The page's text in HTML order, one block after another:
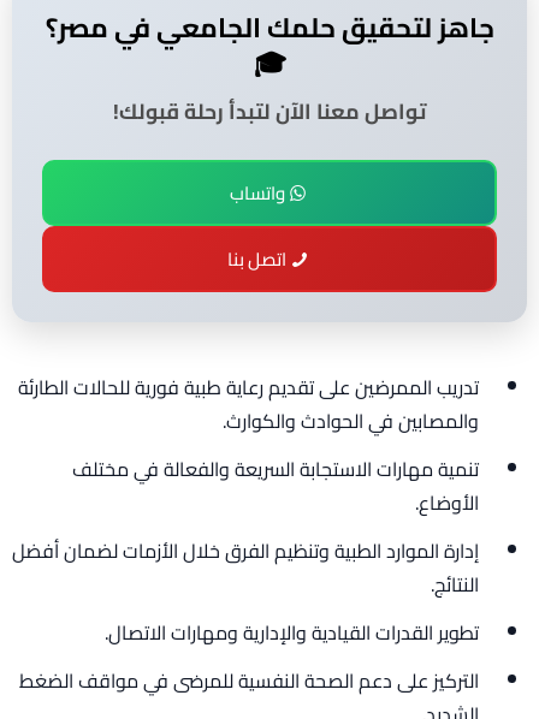
جاهز لتحقيق حلمك الجامعي في مصر؟
🎓
تواصل معنا الآن لتبدأ رحلة قبولك!
واتساب
اتصل بنا
تدريب الممرضين على تقديم رعاية طبية فورية للحالات الطارئة
والمصابين في الحوادث والكوارث.
تنمية مهارات الاستجابة السريعة والفعالة في مختلف
الأوضاع.
إدارة الموارد الطبية وتنظيم الفرق خلال الأزمات لضمان أفضل
النتائج.
تطوير القدرات القيادية والإدارية ومهارات الاتصال.
التركيز على دعم الصحة النفسية للمرضى في مواقف الضغط